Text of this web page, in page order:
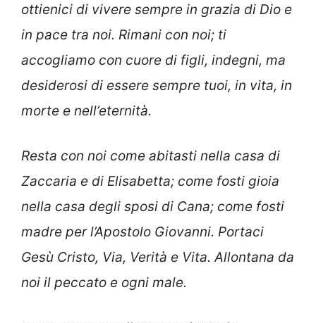
ottienici di vivere sempre in grazia di Dio e
in pace tra noi. Rimani con noi; ti
accogliamo con cuore di figli, indegni, ma
desiderosi di essere sempre tuoi, in vita, in
morte e nell’eternità.
Resta con noi come abitasti nella casa di
Zaccaria e di Elisabetta; come fosti gioia
nella casa degli sposi di Cana; come fosti
madre per l’Apostolo Giovanni. Portaci
Gesù Cristo, Via, Verità e Vita. Allontana da
noi il peccato e ogni male.